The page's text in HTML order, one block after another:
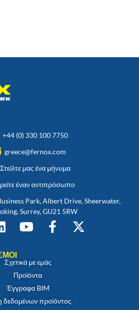
+44 (0) 330 100 7750
greece@fernox.com
Στείλτε μας ένα μήνυμα
έναν αντιπρόσωπο
Park, Albert Drive, Sheerwater,
Surrey, GU21 5RW
Σχετικά με εμάς
Προϊόντα
Έγγραφα BIM
προϊόντος